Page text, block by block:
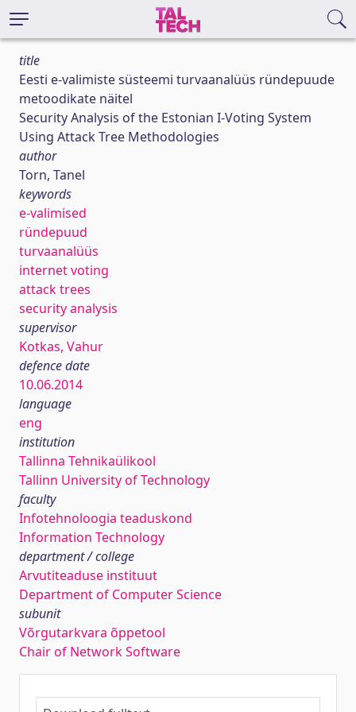
title
Eesti e-valimiste süsteemi turvaanalüüs ründepuude
metoodikate näitel
Security Analysis of the Estonian I-Voting System
Using Attack Tree Methodologies
author
Torn, Tanel
keywords
e-valimised
ründepuud
turvaanalüüs
internet voting
attack trees
security analysis
supervisor
Kotkas, Vahur
defence date
10.06.2014
language
eng
institution
Tallinna Tehnikaülikool
Tallinn University of Technology
faculty
Infotehnoloogia teaduskond
Information Technology
department / college
Arvutiteaduse instituut
Department of Computer Science
subunit
Võrgutarkvara õppetool
Chair of Network Software